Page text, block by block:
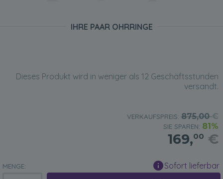
IHRE PAAR OHRRINGE
Dieses Produkt wird in weniger als 12 Geschäftsstunden
versandt.
VERKAUFSPREIS: 875,00€
SIE SPAREN: 81%
169,00 €
MENGE: Sofort lieferbar